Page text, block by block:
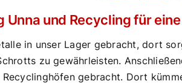
und Recycling für
in unser Lager gebracht, dort
zu gewährleisten.
gebracht. Dort